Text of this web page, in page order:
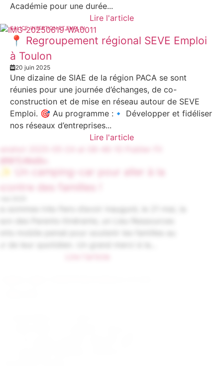
Académie pour une durée...
Lire l'article
GALICE INSERTION ET EMPLOI
📍 Regroupement régional SEVE Emploi
à Toulon
20 juin 2025
Une dizaine de SIAE de la région PACA se sont
réunies pour une journée d’échanges, de co-
construction et de mise en réseau autour de SEVE
Emploi. 🎯 Au programme :🔹 Développer et fidéliser
nos réseaux d’entreprises...
Lire l'article
🚐✨ Un camping-car pour aller à la
rencontre des familles !